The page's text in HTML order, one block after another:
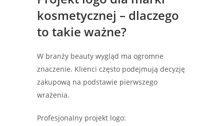
kosmetycznej – dlaczego
to takie ważne?
W branży beauty wygląd ma ogromne
znaczenie. Klienci często podejmują decyzję
zakupową na podstawie pierwszego
wrażenia.
Profesjonalny projekt logo: